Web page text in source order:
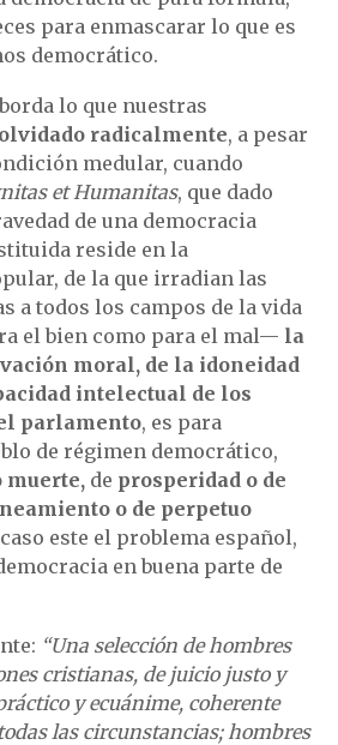
para enmascarar lo que es
democrático.
lo que nuestras
radicalmente, a pesar
medular, cuando
et Humanitas, que dado
de una democracia
reside en la
de la que irradian las
a todos los campos de la vida
el bien como para el mal— la
moral, de la idoneidad
intelectual de los
parlamento, es para
de régimen democrático,
muerte, de prosperidad o de
o de perpetuo
este el problema español,
en buena parte de
“Una selección de hombres
cristianas, de juicio justo y
y ecuánime, coherente
las circunstancias; hombres